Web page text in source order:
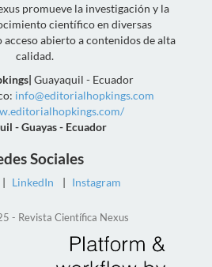
promueve la investigación y la
científico en diversas
abierto a contenidos de alta
calidad.
| Guayaquil - Ecuador
info@editorialhopkings.com
- Guayas - Ecuador
Sociales
| LinkedIn | Instagram
- Revista Científica Nexus